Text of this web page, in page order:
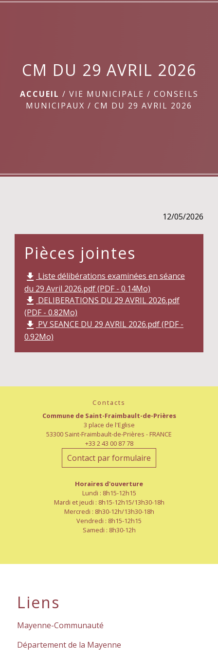
CM DU 29 AVRIL 2026
ACCUEIL / VIE MUNICIPALE / CONSEILS
MUNICIPAUX / CM DU 29 AVRIL 2026
12/05/2026
Pièces jointes
file_download Liste délibérations examinées en séance
du 29 Avril 2026.pdf (PDF - 0.14Mo)
file_download DELIBERATIONS DU 29 AVRIL 2026.pdf
(PDF - 0.82Mo)
file_download PV SEANCE DU 29 AVRIL 2026.pdf (PDF -
0.92Mo)
Contacts
Commune de Saint-Fraimbault-de-Prières
3 place de l'Eglise
53300 Saint-Fraimbault-de-Prières - FRANCE
+33 2 43 00 87 78
Contact par formulaire
Horaires d'ouverture
Lundi : 8h15-12h15
Mardi et jeudi : 8h15-12h15/13h30-18h
Mercredi : 8h30-12h/13h30-18h
Vendredi : 8h15-12h15
Samedi : 8h30-12h
Liens
Mayenne-Communauté
Département de la Mayenne